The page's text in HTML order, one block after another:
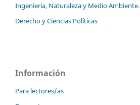
Ingenieria, Naturaleza y Medio Ambiente.
Derecho y Ciencias Políticas
Información
Para lectores/as